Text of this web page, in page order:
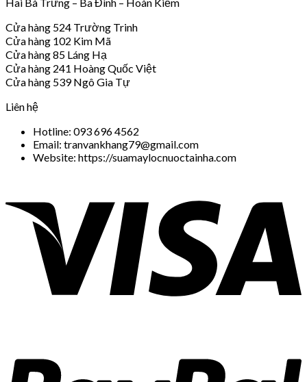
Cửa hàng 524 Trường Trinh
Cửa hàng 102 Kim Mã
Cửa hàng 85 Láng Hạ
Cửa hàng 241 Hoàng Quốc Việt
Cửa hàng 539 Ngô Gia Tự
Liên hệ
Hotline: 093 696 4562
Email: tranvankhang79@gmail.com
Website: https://suamaylocnuoctainha.com